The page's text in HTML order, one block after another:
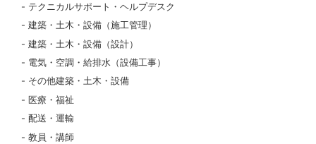
テクニカルサポート・ヘルプデスク
建築・土木・設備（施工管理）
建築・土木・設備（設計）
電気・空調・給排水（設備工事）
その他建築・土木・設備
医療・福祉
配送・運輸
教員・講師